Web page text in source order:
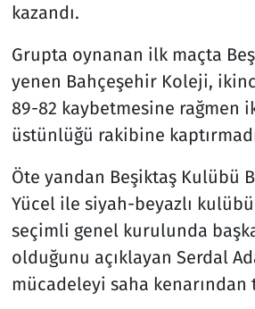
kazandı.
Grupta oynanan ilk maçta
yenen Bahçeşehir Koleji,
89-82 kaybetmesine rağmen
üstünlüğü rakibine
Öte yandan Beşiktaş Kulübü
Yücel ile siyah-beyazlı
seçimli genel kurulunda
olduğunu açıklayan Serdal
mücadeleyi saha